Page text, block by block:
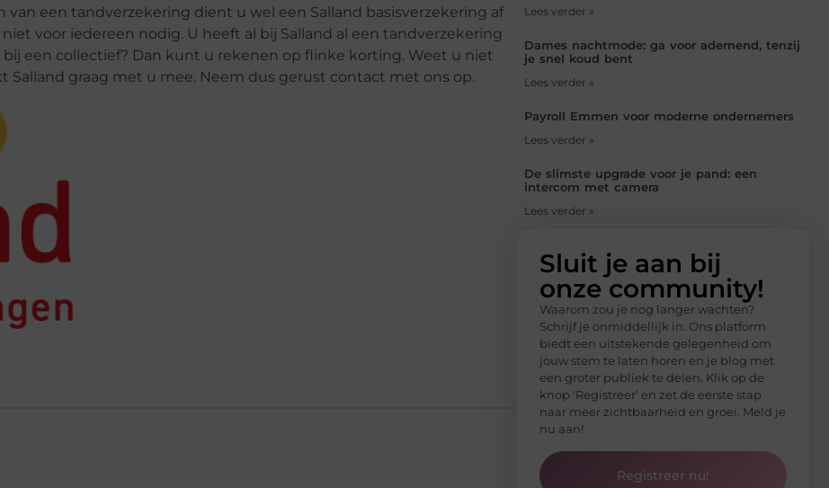
een tandverzekering dient u wel een Salland basisverzekering af
niet voor iedereen nodig. U heeft al bij Salland al een tandverzekering
bij een collectief? Dan kunt u rekenen op flinke korting. Weet u niet
graag met u mee. Neem dus gerust contact met ons op.
Lees verder »
Dames nachtmode: ga voor ademend, tenzij
je snel koud bent
Lees verder »
Payroll Emmen voor moderne ondernemers
Lees verder »
De slimste upgrade voor je pand: een
intercom met camera
Lees verder »
Sluit je aan bij
onze community!
Waarom zou je nog langer wachten?
Schrijf je onmiddellijk in. Ons platform
biedt een uitstekende gelegenheid om
jouw stem te laten horen en je blog met
een groter publiek te delen. Klik op de
knop ‘Registreer’ en zet de eerste stap
naar meer zichtbaarheid en groei. Meld je
nu aan!
Registreer nu!